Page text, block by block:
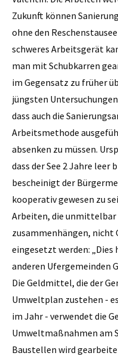
Zukunft können
ohne den
schweres Arbeitsgerät
man mit Schubkarren
im Gegensatz zu früher
jüngsten
dass auch die
Arbeitsmethode
absenken zu müssen.
dass der See 2 Jahre­ leer
bescheinigt der
kooperativ gewesen zu
Arbeiten, die
zusammenhängen,
eingesetzt werden:
anderen Ufergemeinden
Die Geldmittel, die der
Umweltplan zustehen -
im Jahr - verwendet die
Umweltmaßnahmen am
Baustellen wird